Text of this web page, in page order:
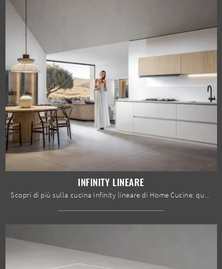
INFINITY LINEARE
Scopri di più sulla cucina Infinity lineare di Home Cucine: questa soluzione in laccato opaco sarà la scelta ideale per te!